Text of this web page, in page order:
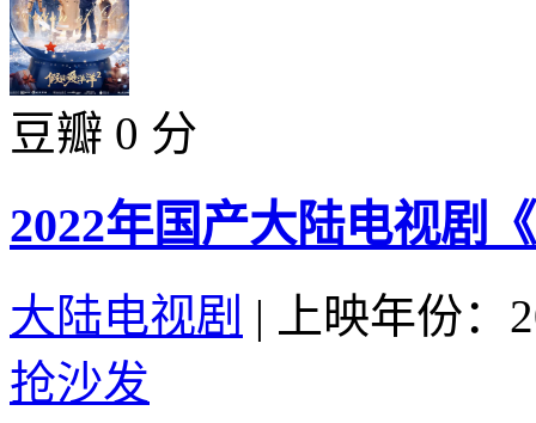
豆瓣 0 分
2022年国产大陆电视剧
大陆电视剧 |
上映年份：
抢沙发